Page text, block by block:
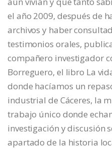
el año 2009, después de
archivos y haber
testimonios orales,
compañero investigador
Borreguero, el libro La
donde hacíamos un
industrial de Cáceres, la
trabajo único donde
investigación y discusión
apartado de la historia